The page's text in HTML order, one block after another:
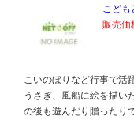
こども
販売価
こいのぼりなど行事で活
うさぎ、風船に絵を描い
の後も遊んだり贈ったり